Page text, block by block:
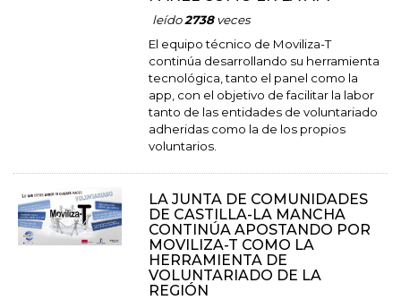
leído2738veces
El equipo técnico de Moviliza-T
continúa desarrollando su herramienta
tecnológica, tanto el panel como la
app, con el objetivo de facilitar la labor
tanto de las entidades de voluntariado
adheridas como la de los propios
voluntarios.
LA JUNTA DE COMUNIDADES
DE CASTILLA-LA MANCHA
CONTINÚA APOSTANDO POR
MOVILIZA-T COMO LA
HERRAMIENTA DE
VOLUNTARIADO DE LA
REGIÓN